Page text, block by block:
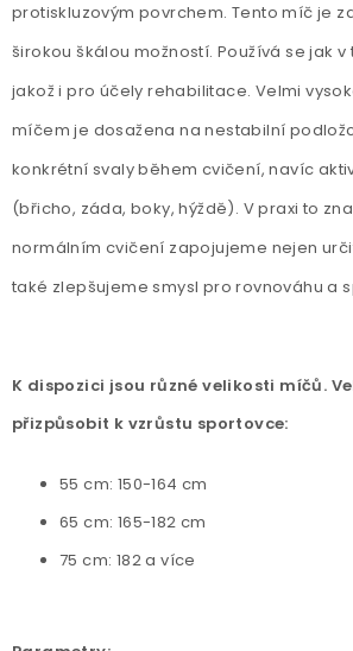
protiskluzovým povrchem. Tento míč je
širokou škálou možností. Používá se jak
jakož i pro účely rehabilitace. Velmi
míčem je dosažena na nestabilní
konkrétní svaly během cvičení, navíc
(břicho, záda, boky, hýždě). V praxi to
normálním cvičení zapojujeme nejen
také zlepšujeme smysl pro rovnováhu a
K dispozici jsou různé velikosti míčů.
přizpůsobit k vzrůstu sportovce:
55 cm: 150-164 cm
65 cm: 165-182 cm
75 cm: 182 a více